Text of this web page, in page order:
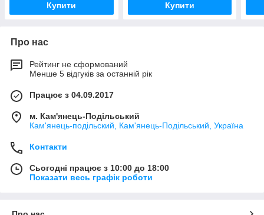
Купити Купити
Про нас
Рейтинг не сформований
Менше 5 відгуків за останній рік
Працює з 04.09.2017
м. Кам'янець-Подільський
Кам'янець-подільский, Кам'янець-Подільський, Україна
Контакти
Сьогодні працює з 10:00 до 18:00
Показати весь графік роботи